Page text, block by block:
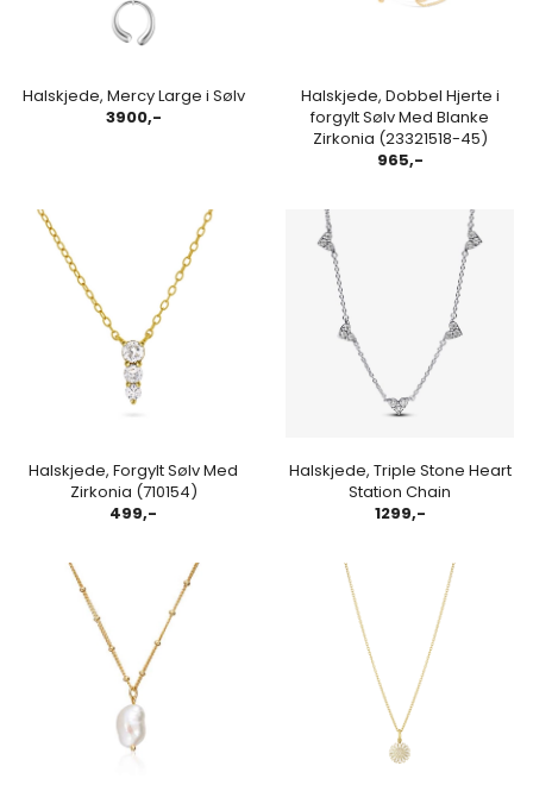
Halskjede, Mercy Large i Sølv
3900,-
Halskjede, Dobbel Hjerte i
forgylt Sølv Med Blanke
Zirkonia (23321518-45)
965,-
Halskjede, Forgylt Sølv Med
Zirkonia (710154)
499,-
Halskjede, Triple Stone Heart
Station Chain
1299,-